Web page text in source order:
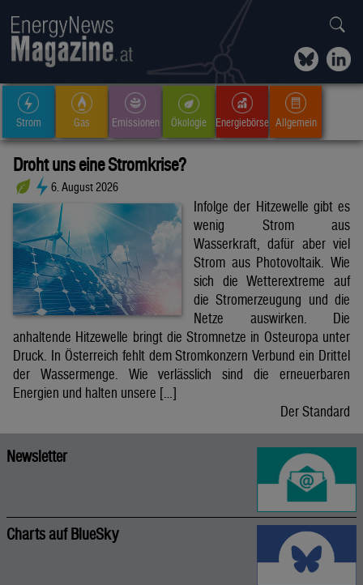
Strom Gas Emissionen Ökologie Energiebörse Allgemein
Droht uns eine Stromkrise?
6. August 2026
Infolge der Hitzewelle gibt es
wenig Strom aus
Wasserkraft, dafür aber viel
Strom aus Photovoltaik. Wie
sich die Wetterextreme auf
die Stromerzeugung und die
Netze auswirken. Die
anhaltende Hitzewelle bringt die Stromnetze in Osteuropa unter
Druck. In Österreich fehlt dem Stromkonzern Verbund ein Drittel
der Wassermenge. Wie verlässlich sind die erneuerbaren
Energien und halten unsere […]
Der Standard
Newsletter
Charts auf BlueSky